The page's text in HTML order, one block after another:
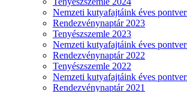
Nemzeti kutyafajtáink éves
Rendezvénynaptár 2023
Tenyészszemle 2023
Nemzeti kutyafajtáink éves
Rendezvénynaptár 2022
Tenyészszemle 2022
Nemzeti kutyafajtáink éves
Rendezvénynaptár 2021